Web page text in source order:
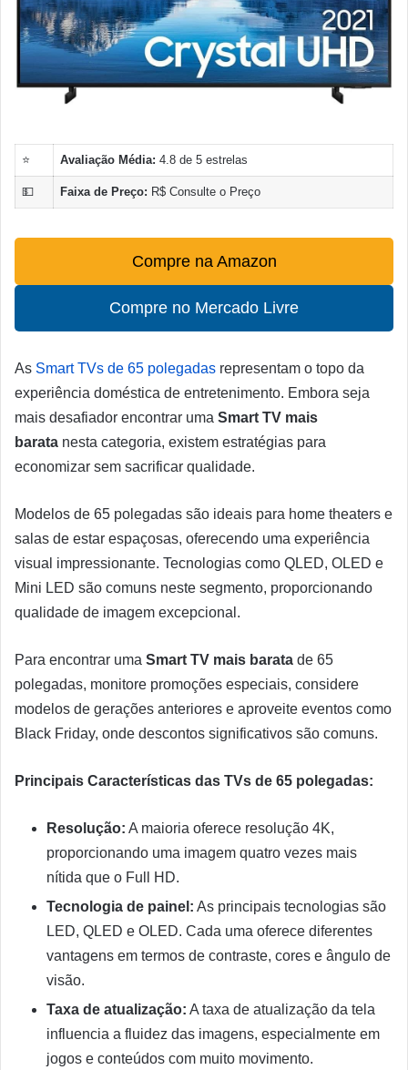
⭐ Avaliação Média: 4.8 de 5 estrelas
💵 Faixa de Preço: R$ Consulte o Preço
Compre na Amazon
Compre no Mercado Livre
As Smart TVs de 65 polegadas representam o topo da
experiência doméstica de entretenimento. Embora seja
mais desafiador encontrar uma Smart TV mais
barata nesta categoria, existem estratégias para
economizar sem sacrificar qualidade.
Modelos de 65 polegadas são ideais para home theaters e
salas de estar espaçosas, oferecendo uma experiência
visual impressionante. Tecnologias como QLED, OLED e
Mini LED são comuns neste segmento, proporcionando
qualidade de imagem excepcional.
Para encontrar uma Smart TV mais barata de 65
polegadas, monitore promoções especiais, considere
modelos de gerações anteriores e aproveite eventos como
Black Friday, onde descontos significativos são comuns.
Principais Características das TVs de 65 polegadas:
Resolução: A maioria oferece resolução 4K,
proporcionando uma imagem quatro vezes mais
nítida que o Full HD.
Tecnologia de painel: As principais tecnologias são
LED, QLED e OLED. Cada uma oferece diferentes
vantagens em termos de contraste, cores e ângulo de
visão.
Taxa de atualização: A taxa de atualização da tela
influencia a fluidez das imagens, especialmente em
jogos e conteúdos com muito movimento.